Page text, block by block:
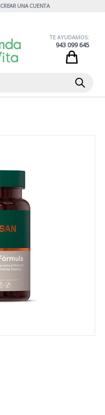
CREAR UNA CUENTA
Buscar
TE AYUDAMOS:
943 099 645